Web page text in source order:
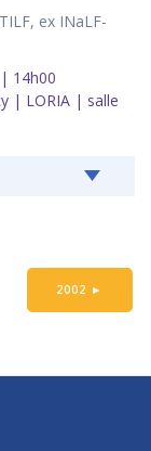
ex INaLF-
14h00
| LORIA | salle
2002 ►